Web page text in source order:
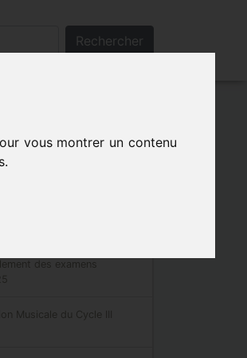
vous montrer un contenu
Rechercher
des examens
Musicale du Cycle III